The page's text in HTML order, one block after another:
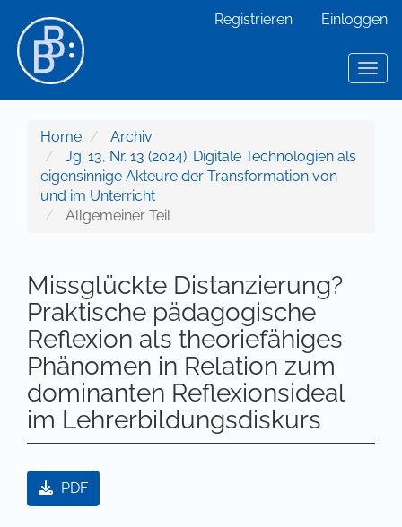
Hauptinhalt
Sidebar
Registrieren Einloggen
Home
Archiv
Jg. 13, Nr. 13 (2024): Digitale Technologien als
eigensinnige Akteure der Transformation von
und im Unterricht
Allgemeiner Teil
Missglückte Distanzierung?
Praktische pädagogische
Reflexion als theoriefähiges
Phänomen in Relation zum
dominanten Reflexionsideal
im Lehrerbildungsdiskurs
Artikel-Sidebar
PDF